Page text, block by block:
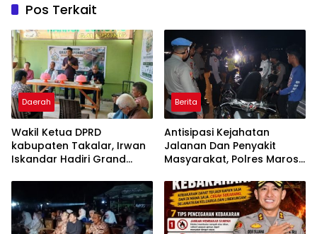
Pos Terkait
Daerah
Wakil Ketua DPRD
kabupaten Takalar, Irwan
Iskandar Hadiri Grand
Pertama di Takalar,
Melayani Terapis Gratis
untuk Pasien Dhuafa dan
umum.
Berita
Antisipasi Kejahatan
Jalanan Dan Penyakit
Masyarakat, Polres Maros
Kondusif